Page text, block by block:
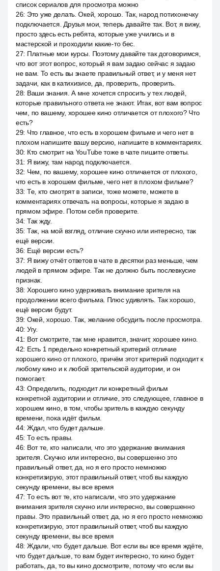
список сериалов для просмотра можно
26: Это уже делать. Окей, хорошо. Так, народ потихонечку
подключается. Друзья мои, теперь давайте так. Вот, я вижу,
просто здесь есть ребята, которые уже учились и в
мастерской и проходили какие-то бес.
27: Платные мои курсы. Поэтому давайте так договоримся,
что вот этот вопрос, который я вам задаю сейчас я задаю
не вам. То есть вы знаете правильный ответ, и у меня нет
задачи, как в катихизисе, да, проверить, проверить.
28: Ваши знания. А мне хочется спросить у тех людей,
которые правильного ответа не знают. Итак, вот вам вопрос
чем, по вашему, хорошее кино отличается от плохого? Что
есть?
29: Что главное, что есть в хорошем фильме и чего нет в
плохом напишите вашу версию, напишите в комментариях.
30: Кто смотрит на YouTube тоже в чате пишите ответы.
31: Я вижу, там народ подключается.
32: Чем, по вашему, хорошее кино отличается от плохого,
что есть в хорошем фильме, чего нет в плохом фильме?
33: Те, кто смотрят в записи, тоже можете, можете в
комментариях отвечать на вопросы, которые я задаю в
прямом эфире. Потом себя проверите.
34: Так жду.
35: Так, на мой взгляд, отличие скучно или интересно, так
ещё версии.
36: Ещё версии есть?
37: Я вижу отчёт ответов в чате в десятки раз меньше, чем
людей в прямом эфире. Так не должно быть послевкусие
признак.
38: Хорошего кино удерживать внимание зрителя на
продолжении всего фильма. Плюс удивлять. Так хорошо,
ещё версии будут.
39: Окей, хорошо. Так, желание обсудить после просмотра.
40: Угу.
41: Вот смотрите, так мне нравится, значит, хорошее кино.
42: Есть 1 предельно конкретный критерий отличие
хорошего кино от плохого, причём этот критерий подходит к
любому кино и к любой зрительской аудитории, и он
помогает.
43: Определить, подходит ли конкретный фильм
конкретной аудитории и отличие, это следующее, главное в
хорошем кино, в том, чтобы зритель в каждую секунду
времени, пока идёт фильм.
44: Ждал, что будет дальше.
45: То есть правы.
46: Вот те, кто написали, что это удержание внимания
зрителя. Скучно или интересно, вы совершенно это
правильный ответ, да, но я его просто немножко
конкретизирую, этот правильный ответ, чтоб вы каждую
секунду времени, вы все время
47: То есть вот те, кто написали, что это удержание
внимания зрителя скучно или интересно, вы совершенно
правы. Это правильный ответ, да, но я его просто немножко
конкретизирую, этот правильный ответ, чтоб вы каждую
секунду времени, вы все время
48: Ждали, что будет дальше. Вот если вы все время ждёте,
что будет дальше, то вам будет интересно, то кино будет
работать, да, то вы кино досмотрите, потому что если вы